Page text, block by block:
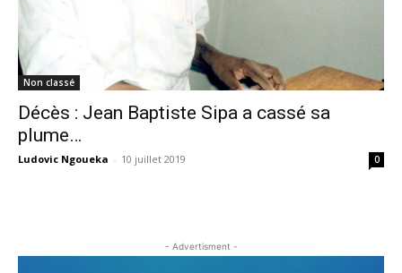
Non classé
Décès : Jean Baptiste Sipa a cassé sa
plume…
Ludovic Ngoueka - 10 juillet 2019 0
- Advertisment -